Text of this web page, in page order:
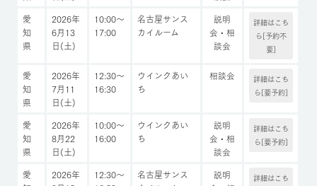
愛
知
県
2026年
6月13
日(土)
10:00～
17:00
名古屋サンス
カイルーム
説明
会・相
談会
詳細はこち
ら[予約不
要]
愛
知
県
2026年
7月11
日(土)
12:30～
16:30
ウインクあい
ち
相談会
詳細はこち
ら[要予約]
愛
知
県
2026年
8月22
日(土)
10:00～
16:00
ウインクあい
ち
説明
会・相
談会
詳細はこち
ら[要予約]
愛
2026年
12:30～
名古屋サンス
説明
詳細はこち